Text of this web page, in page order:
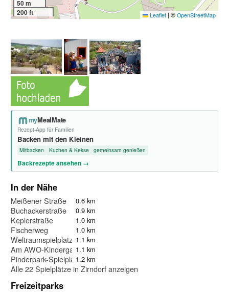
50 m
200 ft
Leaflet |© OpenStreetMap
myMealMate
Rezept-App für Familien
Backen mit den Kleinen
Mitbacken Kuchen & Kekse gemeinsam genießen
Backrezepte ansehen →
In der Nähe
Meißener Straße 0.6 km
Buchackerstraße 0.9 km
Keplerstraße 1.0 km
Fischerweg 1.0 km
Weltraumspielplatz 1.1 km
Am AWO-Kindergarten1.1 km
Pinderpark-Spielplatz1.2 km
Alle 22 Spielplätze in Zirndorf anzeigen
Freizeitparks